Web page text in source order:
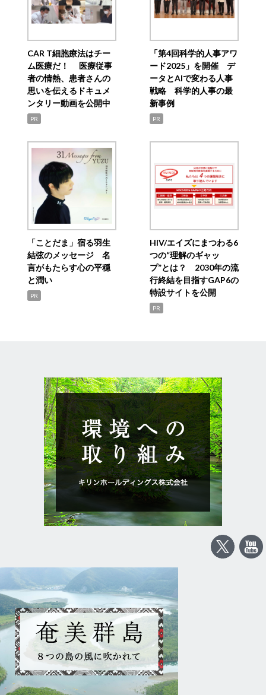
CAR T細胞療法はチー
ム医療だ！ 医療従事
者の情熱、患者さんの
思いを伝えるドキュメ
ンタリー動画を公開中
PR
「第4回科学的人事アワ
ード2025」を開催 デ
ータとAIで変わる人事
戦略 科学的人事の最
新事例
PR
「ことだま」宿る羽生
結弦のメッセージ 名
言がもたらす心の平穏
と潤い
PR
HIV/エイズにまつわる6
つの“理解のギャッ
プ”とは？ 2030年の流
行終結を目指すGAP6の
特設サイトを公開
PR